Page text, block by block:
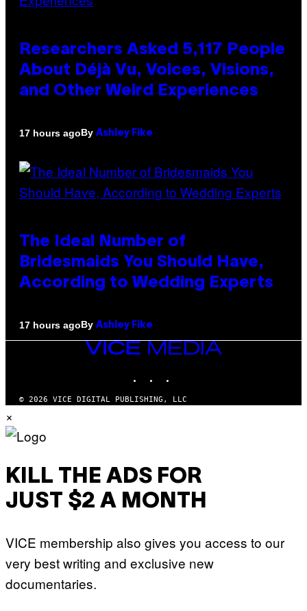
Researchers Asked 5,117 People
About Déjà Vu, Voices, Visions,
and Other Weird Experiences
17 hours agoBy Ashley Fike
The Ideal Number of
Bridesmaids You Should Have,
According to Wedding Experts
17 hours agoBy Ashley Fike
VICE
© 2026 VICE DIGITAL PUBLISHING, LLC
×
KILL THE ADS FOR
JUST $2 A MONTH
VICE membership also gives you access to our
very best writing and exclusive new
documentaries.